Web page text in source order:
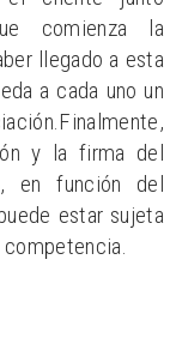
comienza la
llegado a esta
a cada uno un
y la firma del
en función del
estar sujeta
competencia.